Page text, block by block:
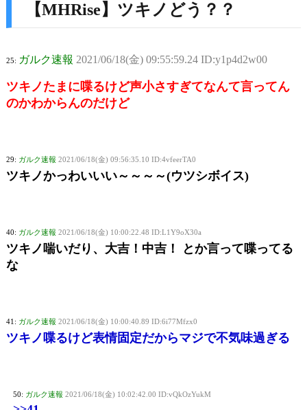
【MHRise】ツキノどう？？
25: ガルク速報 2021/06/18(金) 09:55:59.24 ID:y1p4d2w00
ツキノたまに喋るけど声小さすぎてなんて言ってん
のかわからんのだけど
29: ガルク速報 2021/06/18(金) 09:56:35.10 ID:4vfeerTA0
ツキノかっわいいい～～～～(ウツシボイス)
40: ガルク速報 2021/06/18(金) 10:00:22.48 ID:L1Y9oX30a
ツキノ喘いだり、大吉！中吉！ とか言って喋ってる
な
41: ガルク速報 2021/06/18(金) 10:00:40.89 ID:6i77Mfzx0
ツキノ喋るけど表情固定だからマジで不気味過ぎる
50: ガルク速報 2021/06/18(金) 10:02:42.00 ID:vQkOzYukM